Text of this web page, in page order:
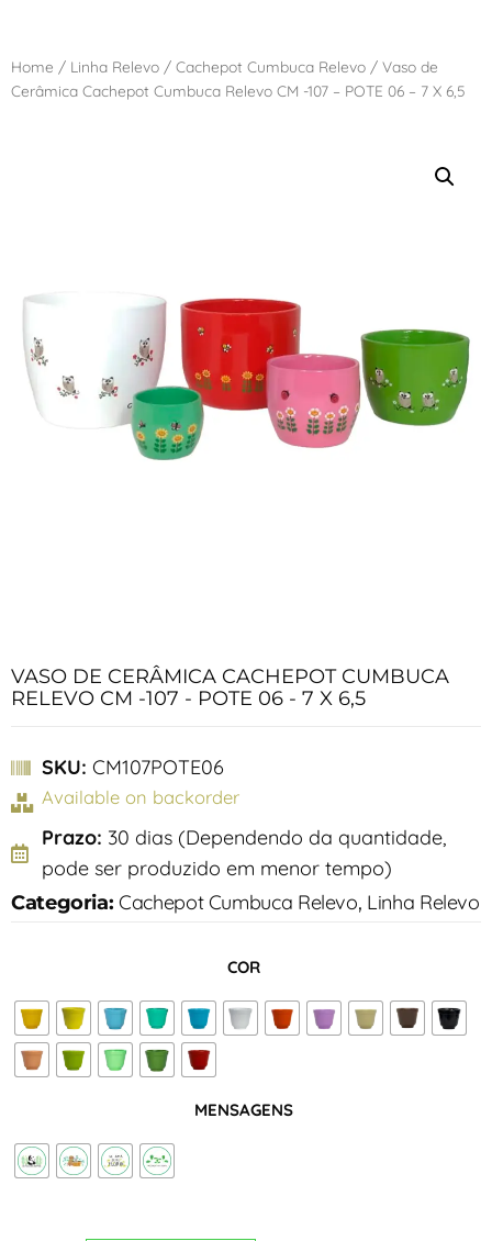
Home / Linha Relevo / Cachepot Cumbuca Relevo / Vaso de
Cerâmica Cachepot Cumbuca Relevo CM -107 – POTE 06 – 7 X 6,5
VASO DE CERÂMICA CACHEPOT CUMBUCA
RELEVO CM -107 - POTE 06 - 7 X 6,5
SKU: CM107POTE06
Available on backorder
Prazo: 30 dias (Dependendo da quantidade,
pode ser produzido em menor tempo)
Categoria:Cachepot Cumbuca Relevo, Linha Relevo
COR
MENSAGENS